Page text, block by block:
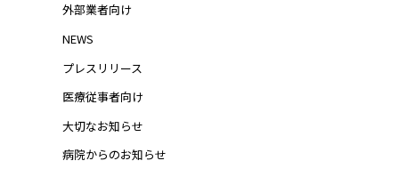
外部業者向け
NEWS
プレスリリース
医療従事者向け
大切なお知らせ
病院からのお知らせ